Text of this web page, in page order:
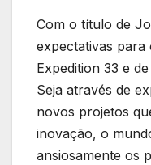
Com o título de
expectativas
Expedition 33 e
Seja através de
novos projetos
inovação, o
ansiosamente os